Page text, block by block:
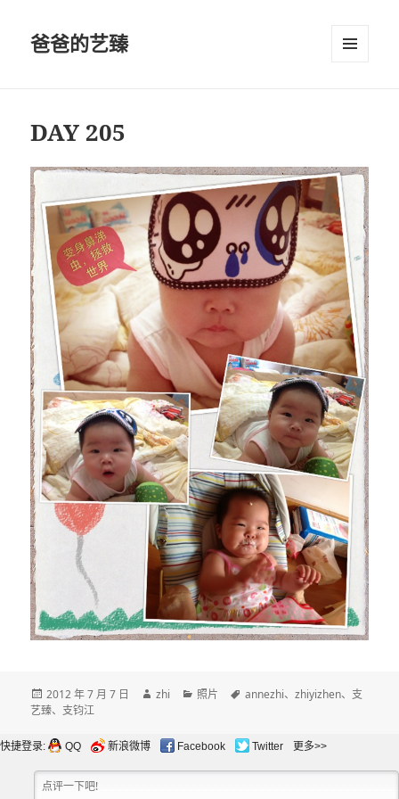
爸爸的艺臻
DAY 205
发
布
2012 年 7 月 7 日
作
zhi
分
照片
标
annezhi、zhiyizhen、 支
艺臻、 支钧江
快捷登录: QQ 新浪微博 Facebook Twitter 更多>>